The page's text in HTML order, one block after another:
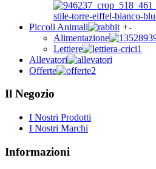
Piccoli Animali +-
Alimentazione
Lettiere
Allevatori
Offerte
Il Negozio
I Nostri Prodotti
I Nostri Marchi
Informazioni